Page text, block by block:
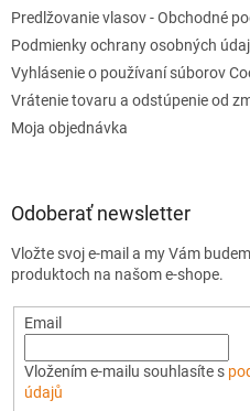
Predlžovanie vlasov - Obchodné
Podmienky ochrany osobných
Vyhlásenie o používaní súborov
Vrátenie tovaru a odstúpenie od
Moja objednávka
Odoberať newsletter
Vložte svoj e-mail a my Vám
produktoch na našom e-shope.
Email
Vložením e-mailu souhlasíte s
údajů